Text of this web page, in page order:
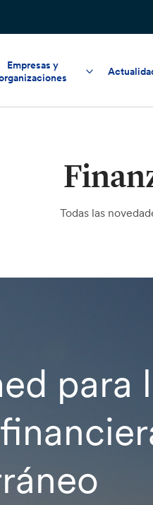
Empresas y
Todas las
para